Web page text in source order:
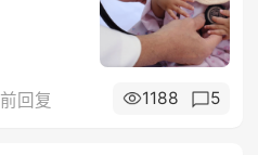
回复 1188 5